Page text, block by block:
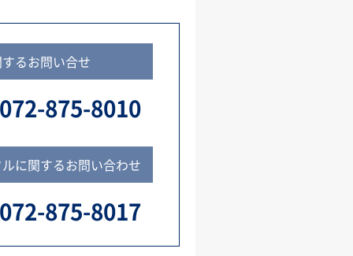
るお問い合せ
072-875-8010
に関するお問い合わせ
072-875-8017